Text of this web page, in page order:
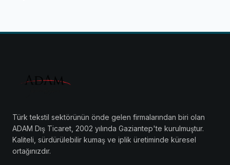
Türk tekstil sektörünün önde gelen firmalarından biri olan
ADAM Dış Ticaret, 2002 yılında Gaziantep'te kurulmuştur.
Kaliteli, sürdürülebilir kumaş ve iplik üretiminde küresel
ortağınızdır.